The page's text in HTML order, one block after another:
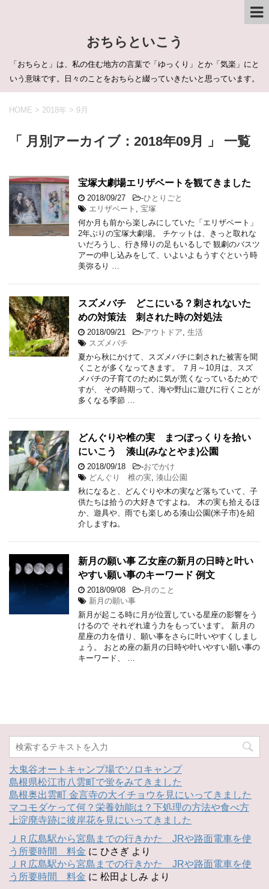
おちらといこう
「おちらと」は、私の住む地方の言葉で「ゆっくり」とか「気楽」にと
いう意味です。日々のことをおちらと綴っていきたいと思っています。
HOME > 2018年 > 9月
「 月別アーカイブ：2018年09月 」 一覧
宝塚大劇場エリザベートを観てきました
2018/09/27 -ひとりごと
エリザベート
宝塚
何か月も前から楽しみにしていた「エリザベート」
2年ぶりの宝塚大劇場。 チケットは、きっと取れな
いだろうし、行き帰りの足もいるしで 観劇のバスツ
アーの申し込みをして、いよいよもうすぐという時
美弥るり …
スズメバチ どこにいる？刺されないた
めの対策法 刺された時の対処法
2018/09/21 -アウトドア 生活
スズメバチ
夏から秋にかけて、スズメバチに刺された被害を聞
くことが多くなってきます。 ７月～10月は、スズ
メバチの子育てのために気が荒くなっているためで
すが、 その時期って、海や野山に遊びに行くことが
多くなる季節 …
どんぐりや椎の実 まつぼっくりを拾い
にいこう 湊山(みなとやま)公園
2018/09/18 -おでかけ
どんぐり 椎の実 湊山公園
秋になると、どんぐりや木の実など落ちていて、子
供たちは拾うの大好きですよね。 木の実も拾えるほ
か、遊具や、雨でも楽しめる湊山公園(米子市)を紹
介しますね。
新月の願い事 乙女座の新月の日時と叶い
やすい願い事のキーワード 例文
2018/09/08 - 月のこと
新月の願い事
新月が起こる時に月が位置している星座の影響をう
けるので それぞれ違う力をもっています。 新月の
星座の力を借り、願い事をさらに叶いやすくしまし
ょう。 おとめ座の新月の日時や叶いやすい願い事の
キーワード、 …
大鬼谷オートキャンプ場でソロキャンプ
島根県松江市八雲町で蛍をみてきました
島根奥出雲町 金言寺の大イチョウを見にいってきました
マコモダケって何？栄養効能は？下処理の方法や食べ方
上淀廃寺跡に彼岸花を見にいってきました
ＪＲ広島駅から宮島までの行きかた JRや路面電車を使
う所要時間 料金 に ひさぎ より
ＪＲ広島駅から宮島までの行きかた JRや路面電車を使
う所要時間 料金 に 松田よしみ より